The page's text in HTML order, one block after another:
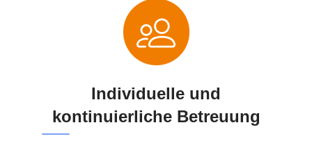
Individuelle und
kontinuierliche Betreuung